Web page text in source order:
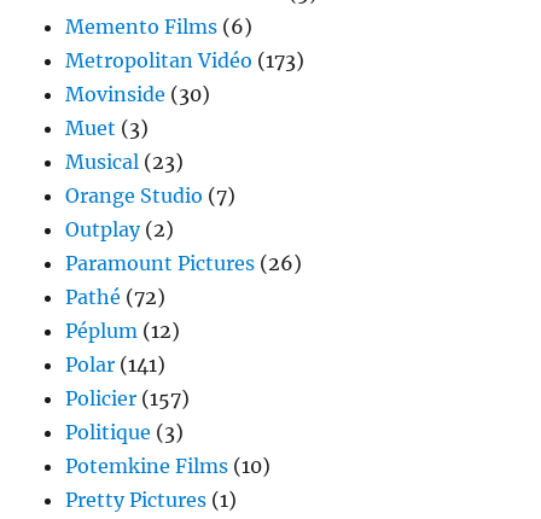
Memento Films (6)
Metropolitan Vidéo (173)
Movinside (30)
Muet (3)
Musical (23)
Orange Studio (7)
Outplay(2)
Paramount Pictures (26)
Pathé (72)
Péplum (12)
Polar (141)
Policier (157)
Politique (3)
Potemkine Films (10)
Pretty Pictures (1)